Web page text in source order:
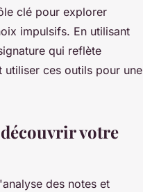
clé pour explorer
impulsifs. En utilisant
qui reflète
ces outils pour une
votre
des notes et